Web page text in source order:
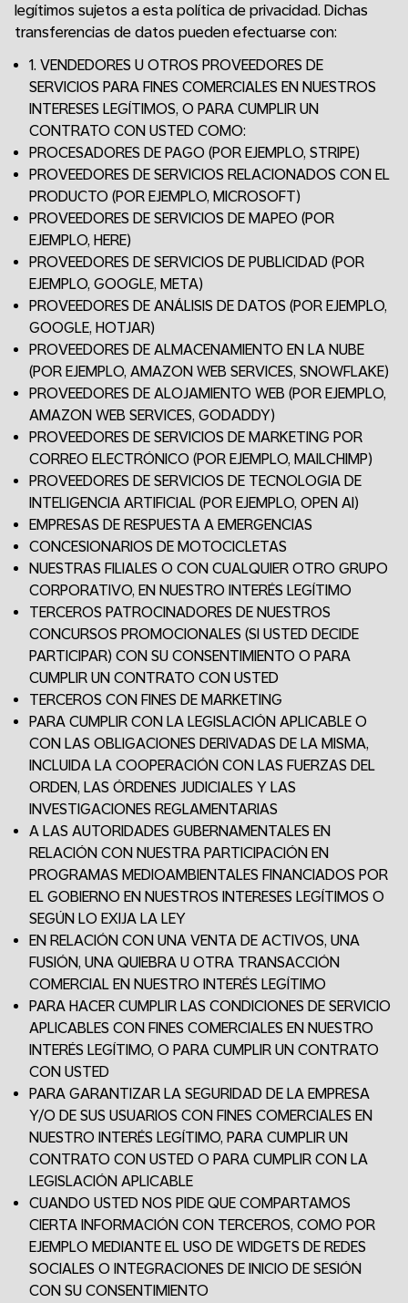
legítimos sujetos a esta política de privacidad. Dichas
transferencias de datos pueden efectuarse con:
1. VENDEDORES U OTROS PROVEEDORES DE
SERVICIOS PARA FINES COMERCIALES EN NUESTROS
INTERESES LEGÍTIMOS, O PARA CUMPLIR UN
CONTRATO CON USTED COMO:
PROCESADORES DE PAGO (POR EJEMPLO, STRIPE)
PROVEEDORES DE SERVICIOS RELACIONADOS CON EL
PRODUCTO (POR EJEMPLO, MICROSOFT)
PROVEEDORES DE SERVICIOS DE MAPEO (POR
EJEMPLO, HERE)
PROVEEDORES DE SERVICIOS DE PUBLICIDAD (POR
EJEMPLO, GOOGLE, META)
PROVEEDORES DE ANÁLISIS DE DATOS (POR EJEMPLO,
GOOGLE, HOTJAR)
PROVEEDORES DE ALMACENAMIENTO EN LA NUBE
(POR EJEMPLO, AMAZON WEB SERVICES, SNOWFLAKE)
PROVEEDORES DE ALOJAMIENTO WEB (POR EJEMPLO,
AMAZON WEB SERVICES, GODADDY)
PROVEEDORES DE SERVICIOS DE MARKETING POR
CORREO ELECTRÓNICO (POR EJEMPLO, MAILCHIMP)
PROVEEDORES DE SERVICIOS DE TECNOLOGIA DE
INTELIGENCIA ARTIFICIAL (POR EJEMPLO, OPEN AI)
EMPRESAS DE RESPUESTA A EMERGENCIAS
CONCESIONARIOS DE MOTOCICLETAS
NUESTRAS FILIALES O CON CUALQUIER OTRO GRUPO
CORPORATIVO, EN NUESTRO INTERÉS LEGÍTIMO
TERCEROS PATROCINADORES DE NUESTROS
CONCURSOS PROMOCIONALES (SI USTED DECIDE
PARTICIPAR) CON SU CONSENTIMIENTO O PARA
CUMPLIR UN CONTRATO CON USTED
TERCEROS CON FINES DE MARKETING
PARA CUMPLIR CON LA LEGISLACIÓN APLICABLE O
CON LAS OBLIGACIONES DERIVADAS DE LA MISMA,
INCLUIDA LA COOPERACIÓN CON LAS FUERZAS DEL
ORDEN, LAS ÓRDENES JUDICIALES Y LAS
INVESTIGACIONES REGLAMENTARIAS
A LAS AUTORIDADES GUBERNAMENTALES EN
RELACIÓN CON NUESTRA PARTICIPACIÓN EN
PROGRAMAS MEDIOAMBIENTALES FINANCIADOS POR
EL GOBIERNO EN NUESTROS INTERESES LEGÍTIMOS O
SEGÚN LO EXIJA LA LEY
EN RELACIÓN CON UNA VENTA DE ACTIVOS, UNA
FUSIÓN, UNA QUIEBRA U OTRA TRANSACCIÓN
COMERCIAL EN NUESTRO INTERÉS LEGÍTIMO
PARA HACER CUMPLIR LAS CONDICIONES DE SERVICIO
APLICABLES CON FINES COMERCIALES EN NUESTRO
INTERÉS LEGÍTIMO, O PARA CUMPLIR UN CONTRATO
CON USTED
PARA GARANTIZAR LA SEGURIDAD DE LA EMPRESA
Y/O DE SUS USUARIOS CON FINES COMERCIALES EN
NUESTRO INTERÉS LEGÍTIMO, PARA CUMPLIR UN
CONTRATO CON USTED O PARA CUMPLIR CON LA
LEGISLACIÓN APLICABLE
CUANDO USTED NOS PIDE QUE COMPARTAMOS
CIERTA INFORMACIÓN CON TERCEROS, COMO POR
EJEMPLO MEDIANTE EL USO DE WIDGETS DE REDES
SOCIALES O INTEGRACIONES DE INICIO DE SESIÓN
CON SU CONSENTIMIENTO